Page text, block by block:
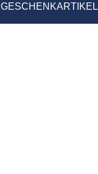
GESCHENKARTIKEL